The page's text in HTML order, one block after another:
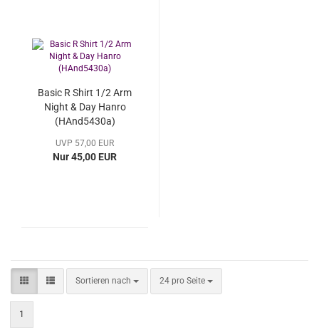
Basic R Shirt 1/2 Arm
Night & Day Hanro
(HAnd5430a)
UVP 57,00 EUR
Nur 45,00 EUR
Sortieren nach
Sortieren nach 24 pro Seite
pro Seite
1